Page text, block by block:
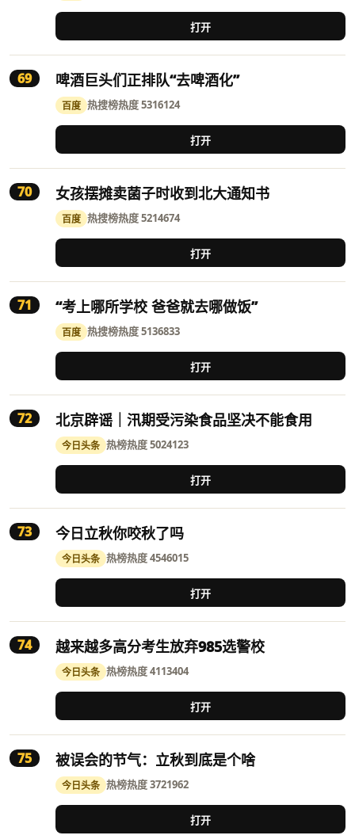
打开
69 啤酒巨头们正排队“去啤酒化”
百度 热搜榜热度 5316124
打开
70 女孩摆摊卖菌子时收到北大通知书
百度 热搜榜热度 5214674
打开
71 “考上哪所学校 爸爸就去哪做饭”
百度 热搜榜热度 5136833
打开
72 北京辟谣｜汛期受污染食品坚决不能食用
今日头条 热榜热度 5024123
打开
73 今日立秋你咬秋了吗
今日头条 热榜热度 4546015
打开
74 越来越多高分考生放弃985选警校
今日头条 热榜热度 4113404
打开
75 被误会的节气：立秋到底是个啥
今日头条 热榜热度 3721962
打开